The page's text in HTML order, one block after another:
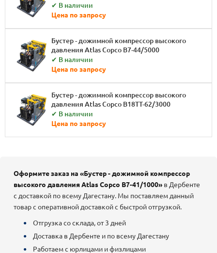
✔ В наличии
Цена по запросу
Бустер - дожимной компрессор высокого
давления Atlas Copco B7-44/5000
✔ В наличии
Цена по запросу
Бустер - дожимной компрессор высокого
давления Atlas Copco B18TT-62/3000
✔ В наличии
Цена по запросу
Оформите заказ на «Бустер - дожимной компрессор
высокого давления Atlas Copco B7-41/1000» в Дербенте
с доставкой по всему Дагестану. Мы поставляем данный
товар с оперативной доставкой с быстрой отгрузкой.
Отгрузка со склада, от 3 дней
Доставка в Дербенте и по всему Дагестану
Работаем с юрлицами и физлицами